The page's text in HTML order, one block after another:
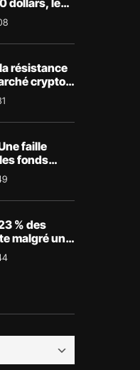
résistance
crypto
faille
fonds
% des
malgré un